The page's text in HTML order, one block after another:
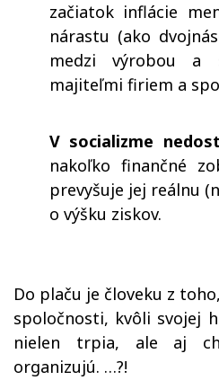
začiatok inflácie
nárastu (ako
medzi výrobou a
majiteľmi firiem a
V socializme
nakoľko finančné
prevyšuje jej reálnu
o výšku ziskov.
Do plaču je človeku z
spoločnosti, kvôli svojej
nielen trpia, ale aj
organizujú. …?!